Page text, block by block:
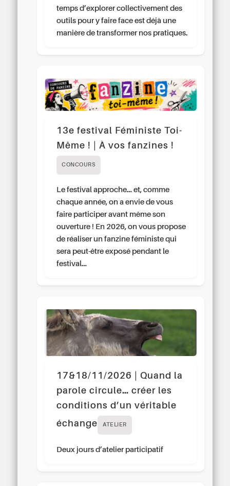
temps d’explorer collectivement des
outils pour y faire face est déjà une
manière de transformer nos pratiques.
13e festival Féministe Toi-
Même ! | À vos fanzines !
CONCOURS
Le festival approche… et, comme
chaque année, on a envie de vous
faire participer avant même son
ouverture ! En 2026, on vous propose
de réaliser un fanzine féministe qui
sera peut-être exposé pendant le
festival…
17&18/11/2026 | Quand la
parole circule… créer les
conditions d’un véritable
échange
ATELIER
Deux jours d’atelier participatif